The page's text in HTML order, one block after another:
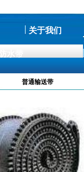
关于我们
水带
普通输送带